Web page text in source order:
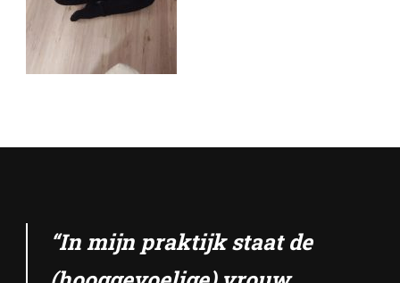
“In mijn praktijk staat de